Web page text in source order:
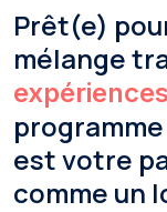
Prêt(e)
mélange
est votre
comme un